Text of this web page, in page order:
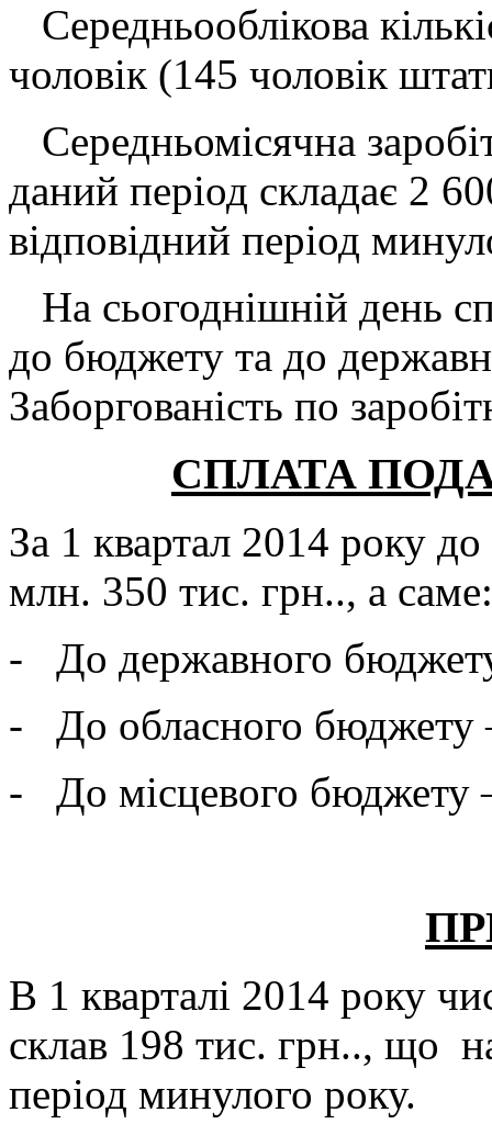
Середньооблікова
чоловік (145 чоловік
Середньомісячна
даний період складає 2
відповідний період
На сьогоднішній день
до бюджету та до
Заборгованість по
СПЛАТА
За 1 квартал 2014 року
млн. 350 тис. грн.., а саме:
- До державного
- До обласного бюджету
- До місцевого бюджету
В 1 кварталі 2014 року
склав 198 тис. грн.., що
період минулого року.